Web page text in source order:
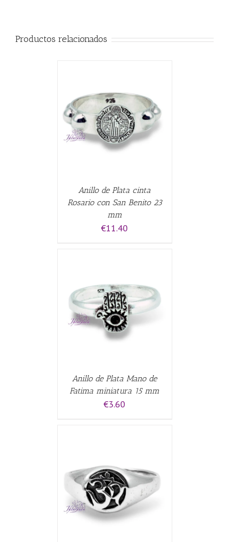
Productos relacionados
Anillo de Plata cinta
Rosario con San Benito 23
mm
€11.40
Anillo de Plata Mano de
Fatima miniatura 15 mm
€3.60